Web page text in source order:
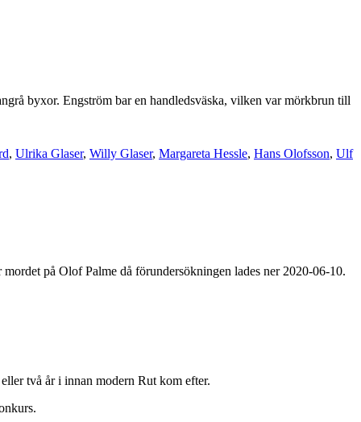
byxor. Engström bar en handledsväska, vilken var mörkbrun till
, Ulrika Glaser, Willy Glaser, Margareta Hessle, Hans Olofsson, Ulf
på Olof Palme då förundersökningen lades ner 2020-06-10.
två år i innan modern Rut kom efter.